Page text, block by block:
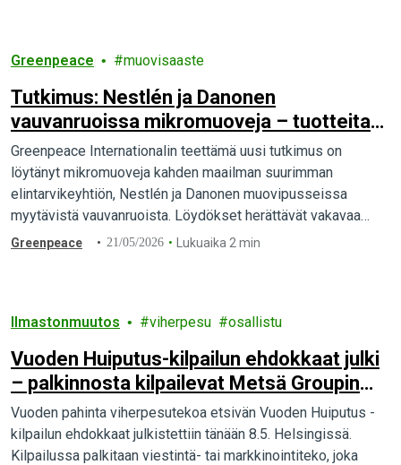
Greenpeace muovisaaste
Tutkimus: Nestlén ja Danonen
vauvanruoissa mikromuoveja – tuotteita
myydään kansainvälisesti miljoonille
vauvoille
Greenpeace Internationalin teettämä uusi tutkimus on
löytänyt mikromuoveja kahden maailman suurimman
elintarvikeyhtiön, Nestlén ja Danonen muovipusseissa
myytävistä vauvanruoista. Löydökset herättävät vakavaa
huolta lapsiperheille markkinoiduista sosepusseista.
Greenpeace 21/05/2026 Lukuaika 2 min
Ilmastonmuutos viherpesu osallistu
Vuoden Huiputus-kilpailun ehdokkaat julki
– palkinnosta kilpailevat Metsä Groupin
Lambi, Atrian lihantuotantoa markkinoiva
sarja sekä St1 ja Hiihtoliitto
Vuoden pahinta viherpesutekoa etsivän Vuoden Huiputus -
kilpailun ehdokkaat julkistettiin tänään 8.5. Helsingissä.
Kilpailussa palkitaan viestintä- tai markkinointiteko, joka